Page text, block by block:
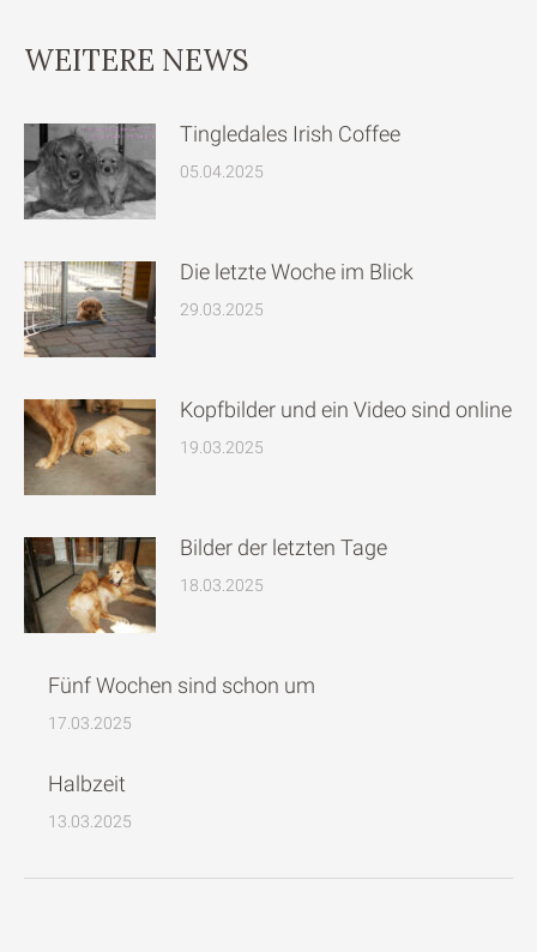
WEITERE NEWS
Tingledales Irish Coffee
05.04.2025
Die letzte Woche im Blick
29.03.2025
Kopfbilder und ein Video sind online
19.03.2025
Bilder der letzten Tage
18.03.2025
Fünf Wochen sind schon um
17.03.2025
Halbzeit
13.03.2025